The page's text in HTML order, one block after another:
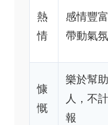
熱
情
感情豐
帶動氣氛
慷
慨
樂於幫
人，不
報